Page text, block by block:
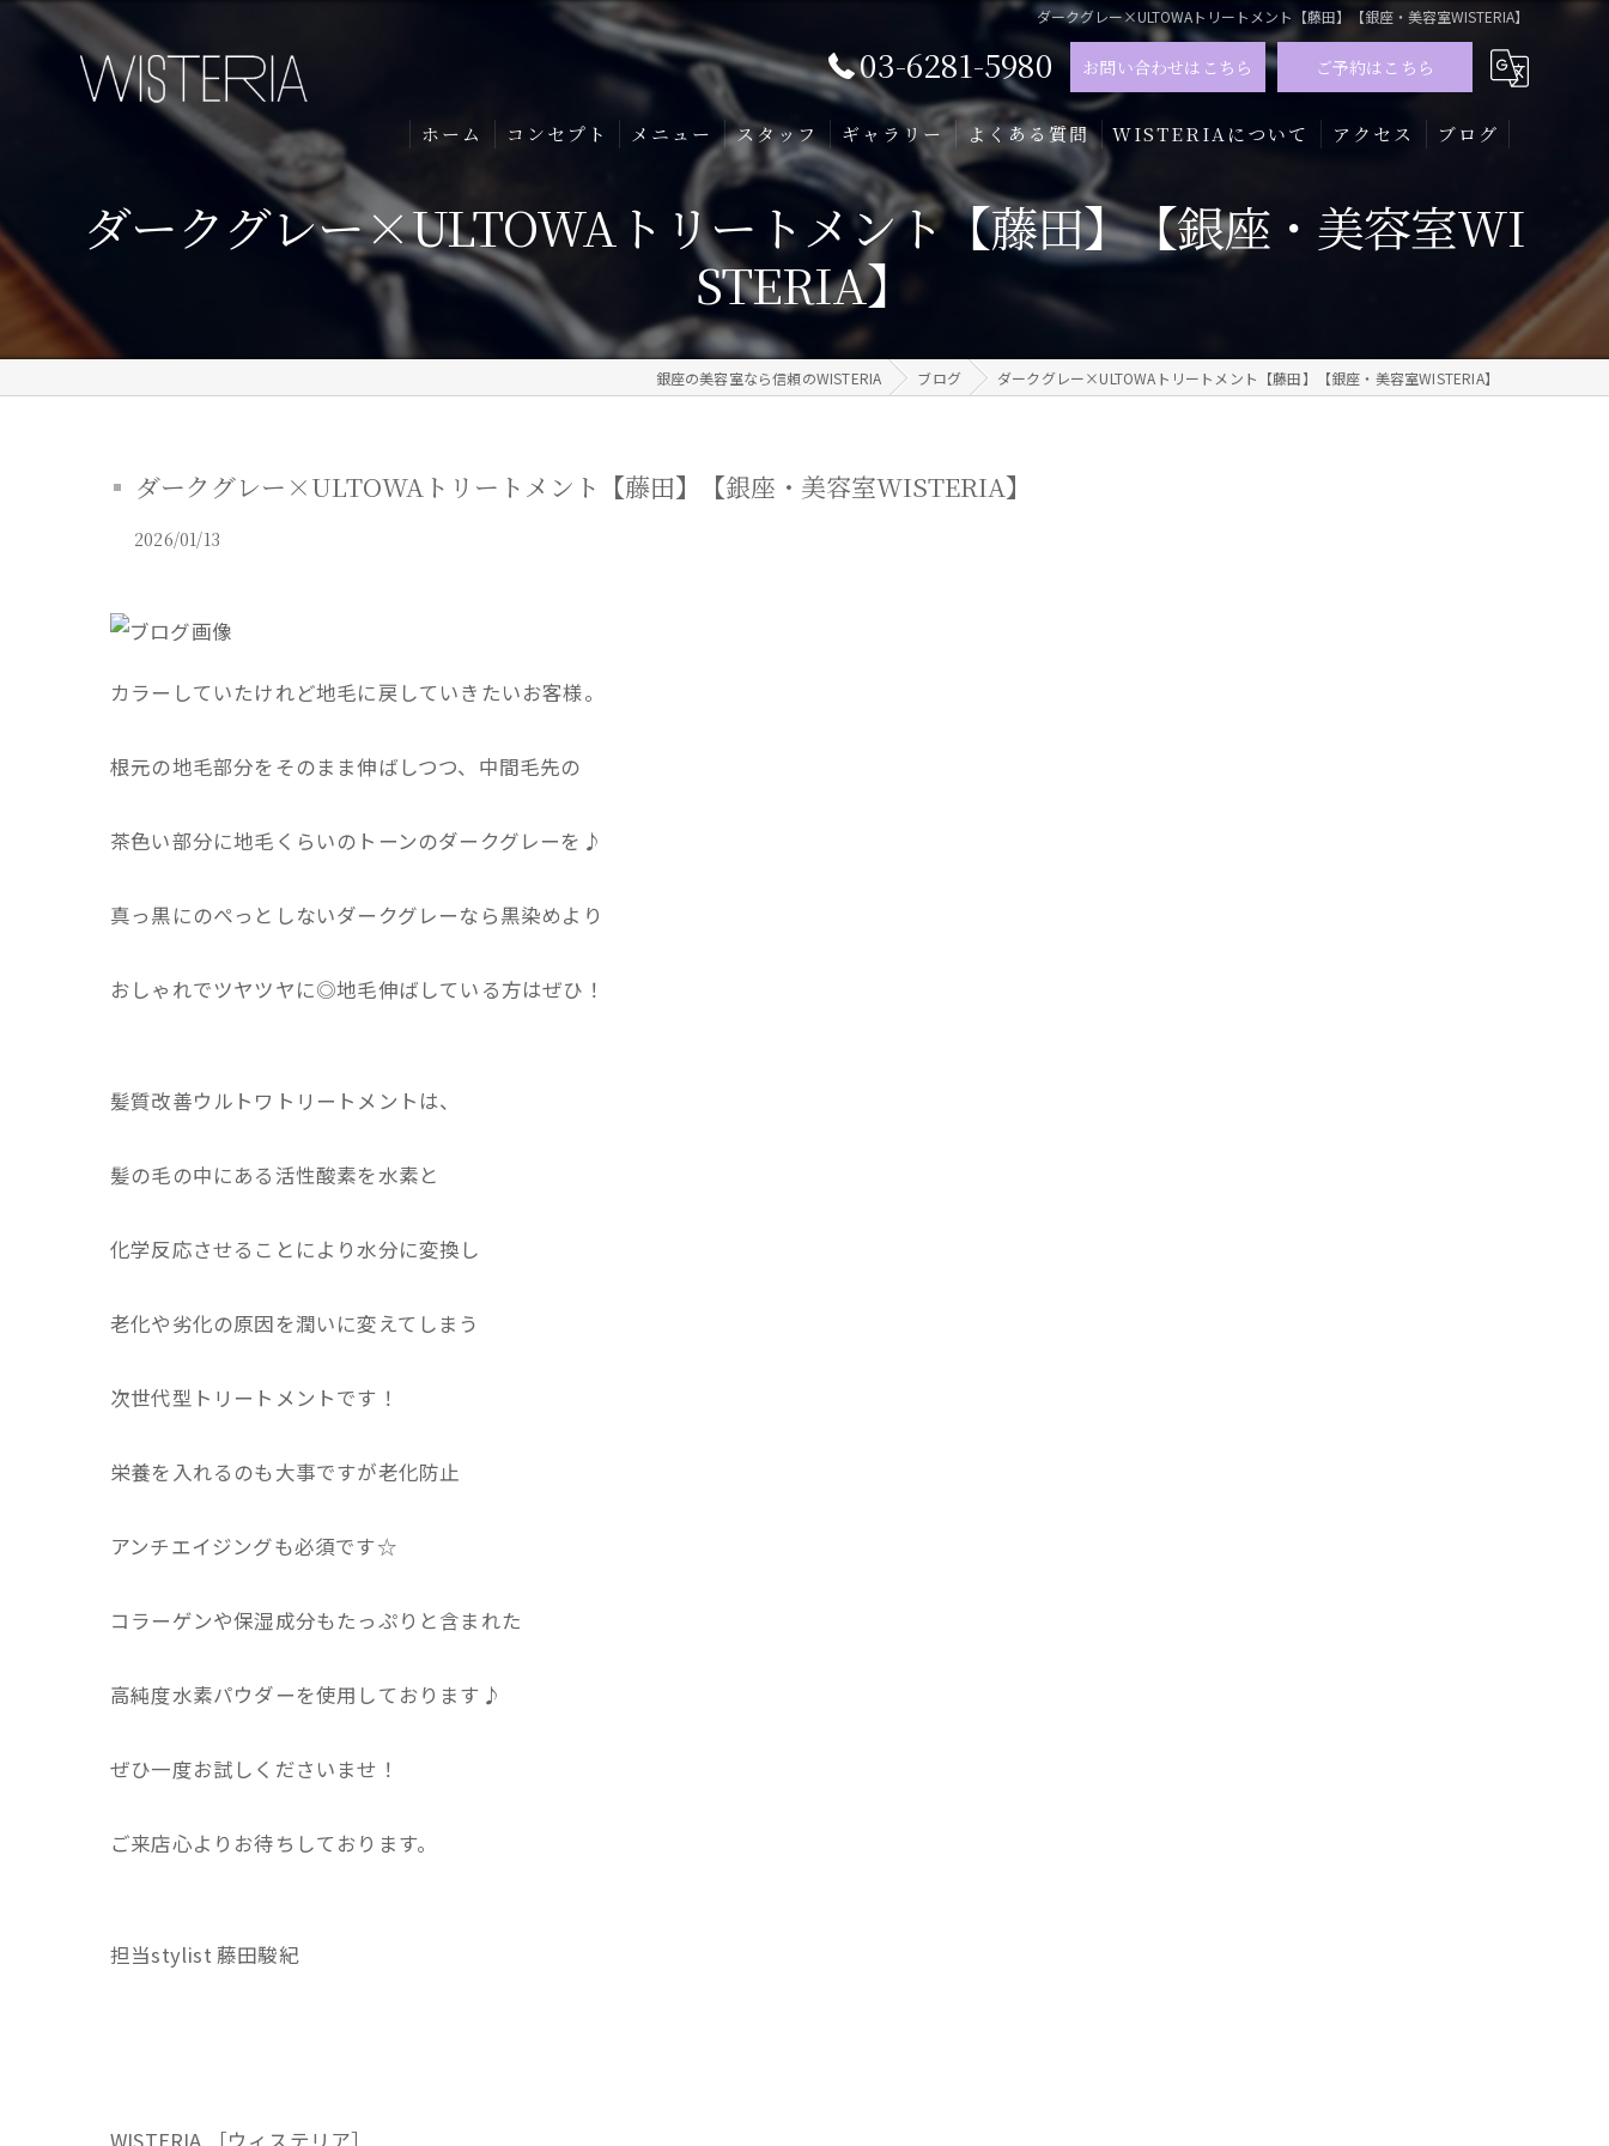
ダークグレー×ULTOWAトリートメント【藤田】【銀座・美容室WISTERIA】
03-6281-5980 お問い合わせはこちら ご予約はこちら
ホーム コンセプト メニュー スタッフ ギャラリー よくある質問 WISTERIAについて
髪質改善
メンズ
アクセス ブログ
ダークグレー×ULTOWAトリートメント【藤田】【銀座・美容室WI
STERIA】
銀座の美容室なら信頼のWISTERIA ブログ ダークグレー×ULTOWAトリートメント【藤田】【銀座・美容室WISTERIA】
ダークグレー×ULTOWAトリートメント【藤田】【銀座・美容室WISTERIA】
2026/01/13
カラーしていたけれど地毛に戻していきたいお客様。
根元の地毛部分をそのまま伸ばしつつ、中間毛先の
茶色い部分に地毛くらいのトーンのダークグレーを♪
真っ黒にのぺっとしないダークグレーなら黒染めより
おしゃれでツヤツヤに◎地毛伸ばしている方はぜひ！
髪質改善ウルトワトリートメントは、
髪の毛の中にある活性酸素を水素と
化学反応させることにより水分に変換し
老化や劣化の原因を潤いに変えてしまう
次世代型トリートメントです！
栄養を入れるのも大事ですが老化防止
アンチエイジングも必須です☆
コラーゲンや保湿成分もたっぷりと含まれた
高純度水素パウダーを使用しております♪
ぜひ一度お試しくださいませ！
ご来店心よりお待ちしております。
担当stylist 藤田駿紀
WISTERIA ［ウィステリア］